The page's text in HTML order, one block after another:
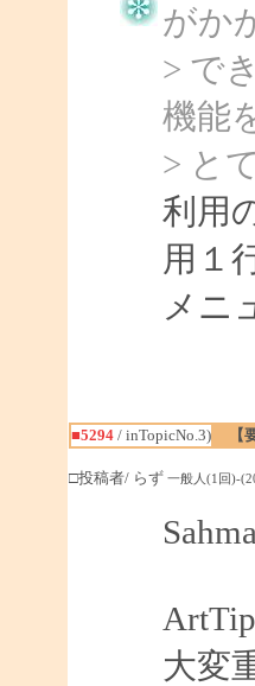
がか
> で
機能
> と
利用
用１
メニ
■5294/ inTopicNo.3)
□投稿者/ らず 一般人(1回)-
大変